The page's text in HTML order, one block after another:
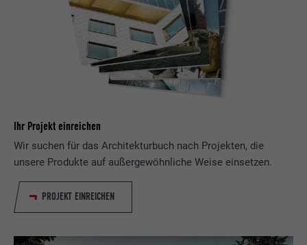
Ihr Projekt einreichen
Wir suchen für das Architekturbuch nach Projekten, die
unsere Produkte auf außergewöhnliche Weise einsetzen.
PROJEKT EINREICHEN